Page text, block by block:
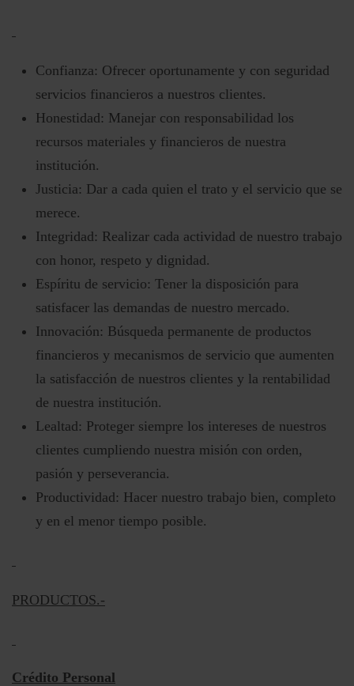
Confianza: Ofrecer oportunamente y con seguridad
servicios financieros a nuestros clientes.
Honestidad: Manejar con responsabilidad los
recursos materiales y financieros de nuestra
institución.
Justicia: Dar a cada quien el trato y el servicio que se
merece.
Integridad: Realizar cada actividad de nuestro trabajo
con honor, respeto y dignidad.
Espíritu de servicio: Tener la disposición para
satisfacer las demandas de nuestro mercado.
Innovación: Búsqueda permanente de productos
financieros y mecanismos de servicio que aumenten
la satisfacción de nuestros clientes y la rentabilidad
de nuestra institución.
Lealtad: Proteger siempre los intereses de nuestros
clientes cumpliendo nuestra misión con orden,
pasión y perseverancia.
Productividad: Hacer nuestro trabajo bien, completo
y en el menor tiempo posible.
PRODUCTOS.-
Crédito Personal